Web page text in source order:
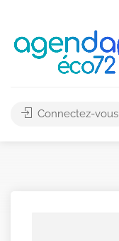
Connectez-vous